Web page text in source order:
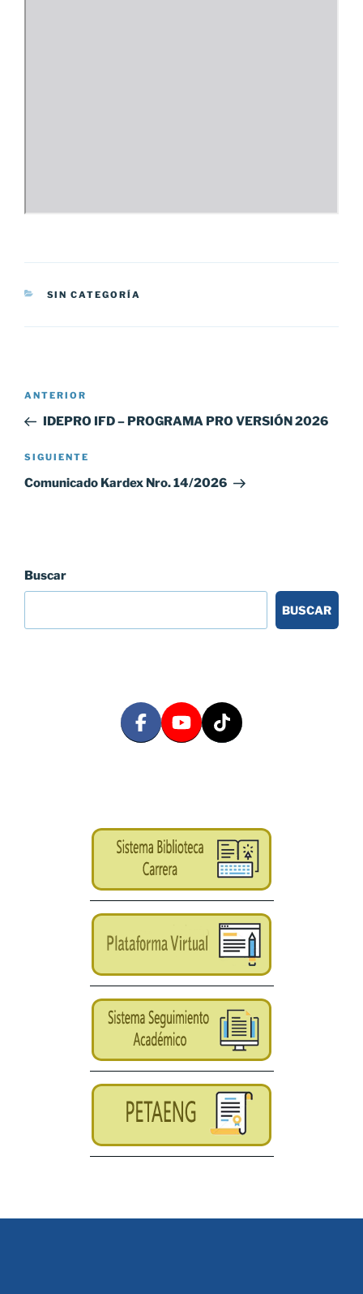
CATEGORÍAS
SIN CATEGORÍA
Navegación
entradas
Entrada
anterior:
ANTERIOR
IDEPRO IFD – PROGRAMA PRO VERSIÓN 2026
Siguiente
entrada
SIGUIENTE
Comunicado Kardex Nro. 14/2026
Buscar
BUSCAR